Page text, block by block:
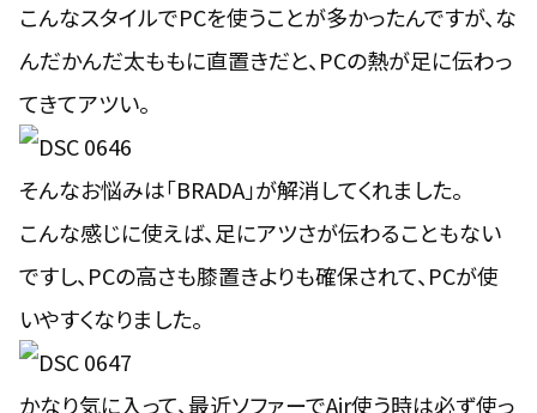
こんなスタイルでPCを使うことが多かったんですが、な
んだかんだ太ももに直置きだと、PCの熱が足に伝わっ
てきてアツい。
そんなお悩みは「BRADA」が解消してくれました。
こんな感じに使えば、足にアツさが伝わることもない
ですし、PCの高さも膝置きよりも確保されて、PCが使
いやすくなりました。
かなり気に入って、最近ソファーでAir使う時は必ず使っ